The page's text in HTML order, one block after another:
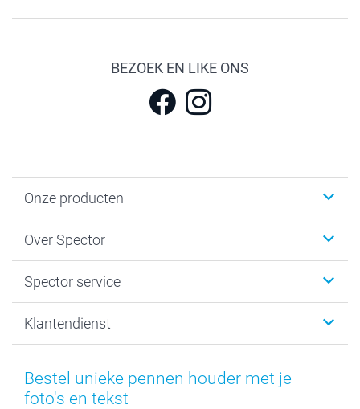
BEZOEK EN LIKE ONS
Onze producten
Kaartjes
Fotoboeken
Fotoprints, Fotoposter & Fotoalbum met fotoprints
Fotokaders, Decoratie en Snoepjes
Smartphone cases
Over Spector
Sitemap
Privacybeleid
Spector service
smartbonus
Mijn orderstatus
Klantendienst
Bestel unieke pennen houder met je
foto's en tekst